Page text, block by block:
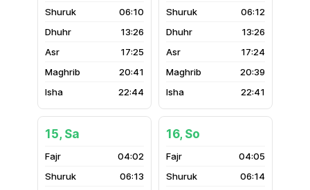
06:10
13:26
17:25
20:41
22:44
06:12
13:26
17:24
20:39
22:41
15, Sa
04:02
06:13
16, So
04:05
06:14